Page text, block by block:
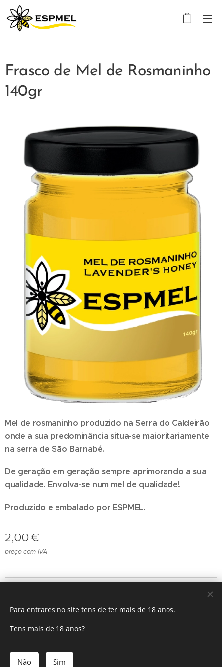
Frasco de Mel de Rosmaninho
140gr
Mel de rosmaninho produzido na Serra do Caldeirão
onde a sua predominância situa-se maioritariamente
na serra de São Barnabé.
De geração em geração sempre aprimorando a sua
qualidade. Envolva-se num mel de qualidade!
Produzido e embalado por ESPMEL.
2,00 €
preço com IVA
Para entrares no site tens de ter mais de 18 anos.
Tens mais de 18 anos?
Não Sim